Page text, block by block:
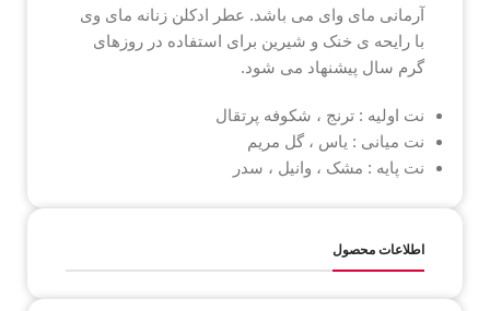
آرمانی مای وای می باشد. عطر ادکلن زنانه مای وی
با رایحه ی خنک و شیرین برای استفاده در روزهای
گرم سال پیشنهاد می شود.
نت اولیه : ترنج ، شکوفه پرتقال
نت میانی : یاس ، گل مریم
نت پایه : مشک ، وانیل ، سدر
اطلاعات محصول